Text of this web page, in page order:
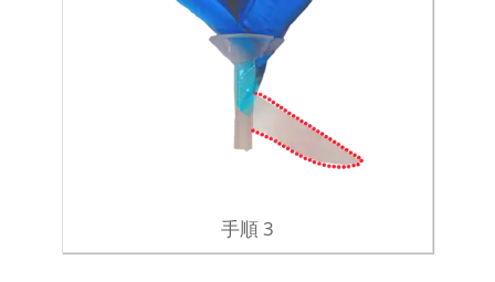
手順 3